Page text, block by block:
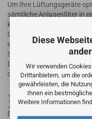
Diese
Wir verwenden
Drittanbietern, um die
gewährleisten, die
Ihnen ein
Weitere Informationen
Um Ihre Lüftungsgeräte
sämtliche Anlagenfilter in
kontrollieren und ggfls.
Gerätefilter erhöht sich der
eine geringere
Stromverbrauch und
Durch die Reduzierung der
der Folge das Raumklima.
Hinweis
Bei den angebotenen